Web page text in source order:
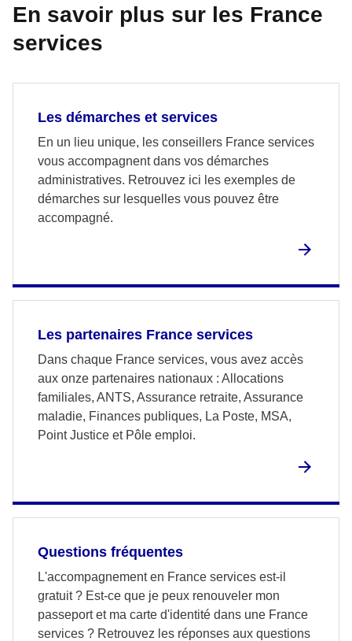
En savoir plus sur les France
services
Les démarches et services
En un lieu unique, les conseillers France services
vous accompagnent dans vos démarches
administratives. Retrouvez ici les exemples de
démarches sur lesquelles vous pouvez être
accompagné.
Les partenaires France services
Dans chaque France services, vous avez accès
aux onze partenaires nationaux : Allocations
familiales, ANTS, Assurance retraite, Assurance
maladie, Finances publiques, La Poste, MSA,
Point Justice et Pôle emploi.
Questions fréquentes
L'accompagnement en France services est-il
gratuit ? Est-ce que je peux renouveler mon
passeport et ma carte d'identité dans une France
services ? Retrouvez les réponses aux questions